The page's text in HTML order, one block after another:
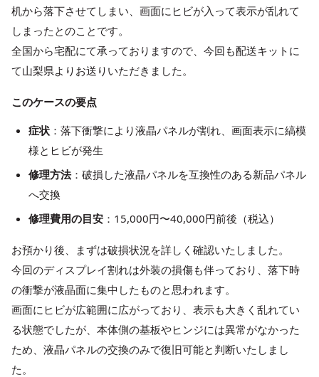
机から落下させてしまい、画面にヒビが入って表示が乱れて
しまったとのことです。
全国から宅配にて承っておりますので、今回も配送キットに
て山梨県よりお送りいただきました。
このケースの要点
症状 ：落下衝撃により液晶パネルが割れ、画面表示に縞模
様とヒビが発生
修理方法：破損した液晶パネルを互換性のある新品パネル
へ交換
修理費用の目安 ：15,000円〜40,000円前後（税込）
お預かり後、まずは破損状況を詳しく確認いたしました。
今回のディスプレイ割れは外装の損傷も伴っており、落下時
の衝撃が液晶面に集中したものと思われます。
画面にヒビが広範囲に広がっており、表示も大きく乱れてい
る状態でしたが、本体側の基板やヒンジには異常がなかった
ため、液晶パネルの交換のみで復旧可能と判断いたしまし
た。